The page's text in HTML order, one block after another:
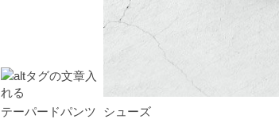
テーパードパンツ
シューズ